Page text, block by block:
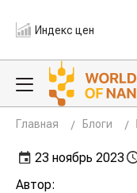
Индекс цен
Главная Блоги
23 ноябрь 2023
Автор: